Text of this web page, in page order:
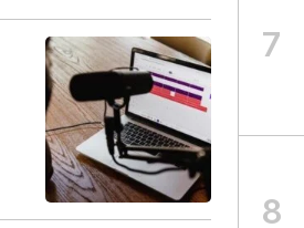
7
8